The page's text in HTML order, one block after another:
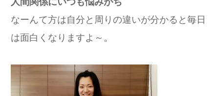
なーんて方は自分と周りの違いが分かると毎日
は面白くなりますよ～。